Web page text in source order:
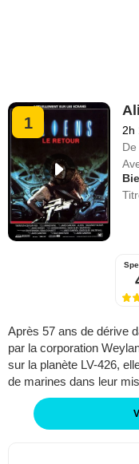
1 2h
De
Après 57 ans de dérive
par la corporation
sur la planète LV-426,
de marines dans leur